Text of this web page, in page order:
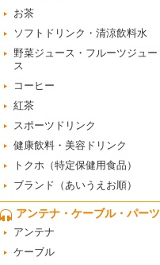
お茶
ソフトドリンク・清涼飲料水
野菜ジュース・フルーツジュー
ス
コーヒー
紅茶
スポーツドリンク
健康飲料・美容ドリンク
トクホ（特定保健用食品）
ブランド（あいうえお順）
アンテナ・ケーブル・パーツ
アンテナ
ケーブル